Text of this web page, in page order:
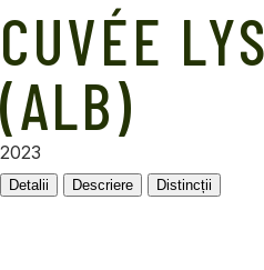
CUVÉE
(ALB)
2023
Detalii Descriere Distincții